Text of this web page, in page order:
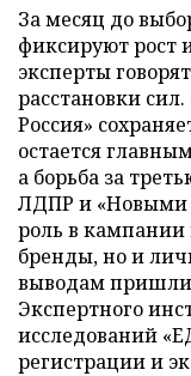
За месяц до
фиксируют рост
эксперты
расстановки
Россия»
остается
а борьба за
ЛДПР и «Новыми
роль в
бренды, но и
выводам пришли
Экспертного
исследований
регистрации и